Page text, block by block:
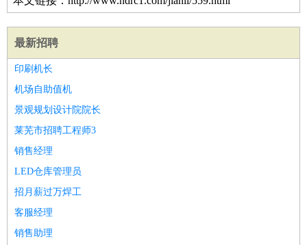
最新招聘
印刷机长
机场自助值机
景观规划设计院院长
莱芜市招聘工程师3
销售经理
LED仓库管理员
招月薪过万焊工
客服经理
销售助理